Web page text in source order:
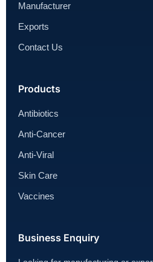
Manufacturer
Exports
Contact Us
Products
Antibiotics
Anti-Cancer
Anti-Viral
Skin Care
Vaccines
Business Enquiry